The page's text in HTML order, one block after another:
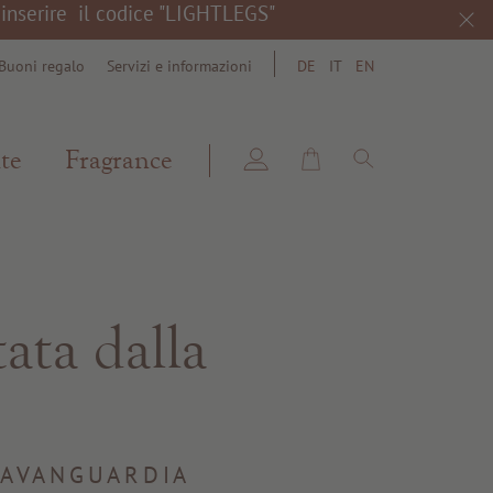
il codice "LIGHTLEGS"
Buoni regalo Servizi e informazioni DE IT EN
Fragrance search
dalla